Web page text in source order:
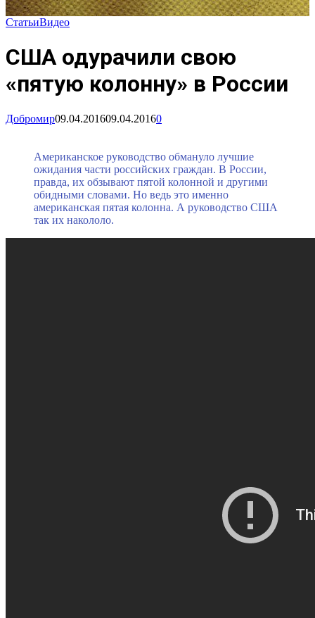
СтатьиВидео
США одурачили свою
«пятую колонну» в России
Добромир09.04.201609.04.20160
Американское руководство обмануло лучшие
ожидания части российских граждан. В России,
правда, их обзывают пятой колонной и другими
обидными словами. Но ведь это именно
американская пятая колонна. А руководство США
так их накололо.